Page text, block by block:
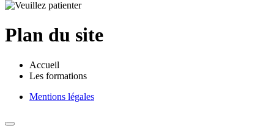
Plan du site
Accueil
Les formations
Mentions légales